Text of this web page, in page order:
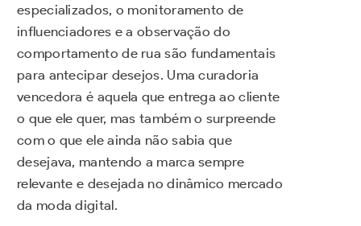
especializados, o monitoramento de
influenciadores e a observação do
comportamento de rua são fundamentais
para antecipar desejos. Uma curadoria
vencedora é aquela que entrega ao cliente
o que ele quer, mas também o surpreende
com o que ele ainda não sabia que
desejava, mantendo a marca sempre
relevante e desejada no dinâmico mercado
da moda digital.